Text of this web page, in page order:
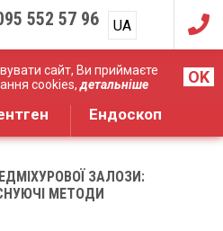
сайт, Ви приймаєте
cookies,детальніше OK
552 57 96 UA
RU
обладнання
Ендоскоп
ЗАЛОЗИ:
МЕТОДИ